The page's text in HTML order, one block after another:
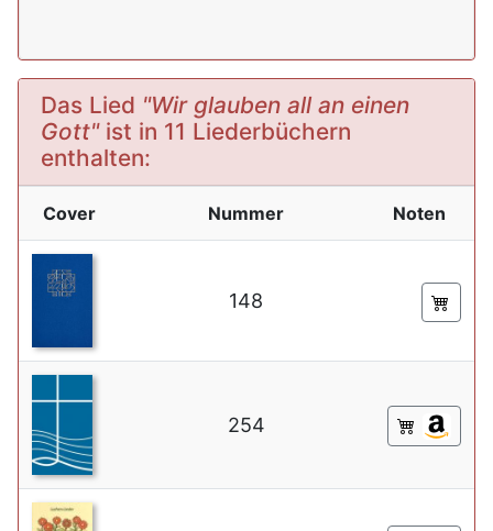
Das Lied "Wir glauben all an einen
Gott"ist in 11 Liederbüchern
enthalten:
Cover Nummer Noten
148
254